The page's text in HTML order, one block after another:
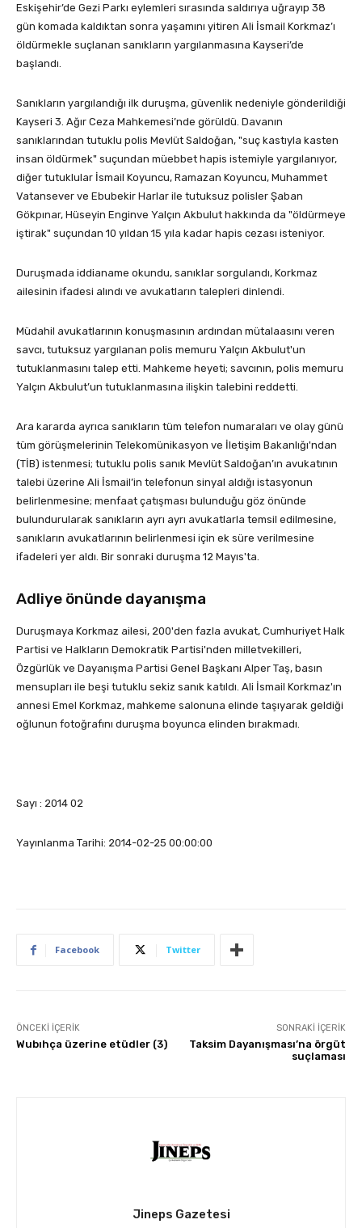
Eskişehir’de Gezi Parkı eylemleri sırasında saldırıya uğrayıp 38
gün komada kaldıktan sonra yaşamını yitiren Ali İsmail Korkmaz’ı
öldürmekle suçlanan sanıkların yargılanmasına Kayseri’de
başlandı.
Sanıkların yargılandığı ilk duruşma, güvenlik nedeniyle gönderildiği
Kayseri 3. Ağır Ceza Mahkemesi’nde görüldü. Davanın
sanıklarından tutuklu polis Mevlüt Saldoğan, "suç kastıyla kasten
insan öldürmek" suçundan müebbet hapis istemiyle yargılanıyor,
diğer tutuklular İsmail Koyuncu, Ramazan Koyuncu, Muhammet
Vatansever ve Ebubekir Harlar ile tutuksuz polisler Şaban
Gökpınar, Hüseyin Enginve Yalçın Akbulut hakkında da "öldürmeye
iştirak" suçundan 10 yıldan 15 yıla kadar hapis cezası isteniyor.
Duruşmada iddianame okundu, sanıklar sorgulandı, Korkmaz
ailesinin ifadesi alındı ve avukatların talepleri dinlendi.
Müdahil avukatlarının konuşmasının ardından mütalaasını veren
savcı, tutuksuz yargılanan polis memuru Yalçın Akbulut'un
tutuklanmasını talep etti. Mahkeme heyeti; savcının, polis memuru
Yalçın Akbulut’un tutuklanmasına ilişkin talebini reddetti.
Ara kararda ayrıca sanıkların tüm telefon numaraları ve olay günü
tüm görüşmelerinin Telekomünikasyon ve İletişim Bakanlığı'ndan
(TİB) istenmesi; tutuklu polis sanık Mevlüt Saldoğan’ın avukatının
talebi üzerine Ali İsmail’in telefonun sinyal aldığı istasyonun
belirlenmesine; menfaat çatışması bulunduğu göz önünde
bulundurularak sanıkların ayrı ayrı avukatlarla temsil edilmesine,
sanıkların avukatlarının belirlenmesi için ek süre verilmesine
ifadeleri yer aldı. Bir sonraki duruşma 12 Mayıs'ta.
Adliye önünde dayanışma
Duruşmaya Korkmaz ailesi, 200'den fazla avukat, Cumhuriyet Halk
Partisi ve Halkların Demokratik Partisi'nden milletvekilleri,
Özgürlük ve Dayanışma Partisi Genel Başkanı Alper Taş, basın
mensupları ile beşi tutuklu sekiz sanık katıldı. Ali İsmail Korkmaz'ın
annesi Emel Korkmaz, mahkeme salonuna elinde taşıyarak geldiği
oğlunun fotoğrafını duruşma boyunca elinden bırakmadı.
Sayı : 2014 02
Yayınlanma Tarihi: 2014-02-25 00:00:00
Facebook Twitter
ÖNCEKI İÇERIK
Wubıhça üzerine etüdler (3)
SONRAKI İÇERIK
Taksim Dayanışması’na örgüt
suçlaması
Jineps Gazetesi